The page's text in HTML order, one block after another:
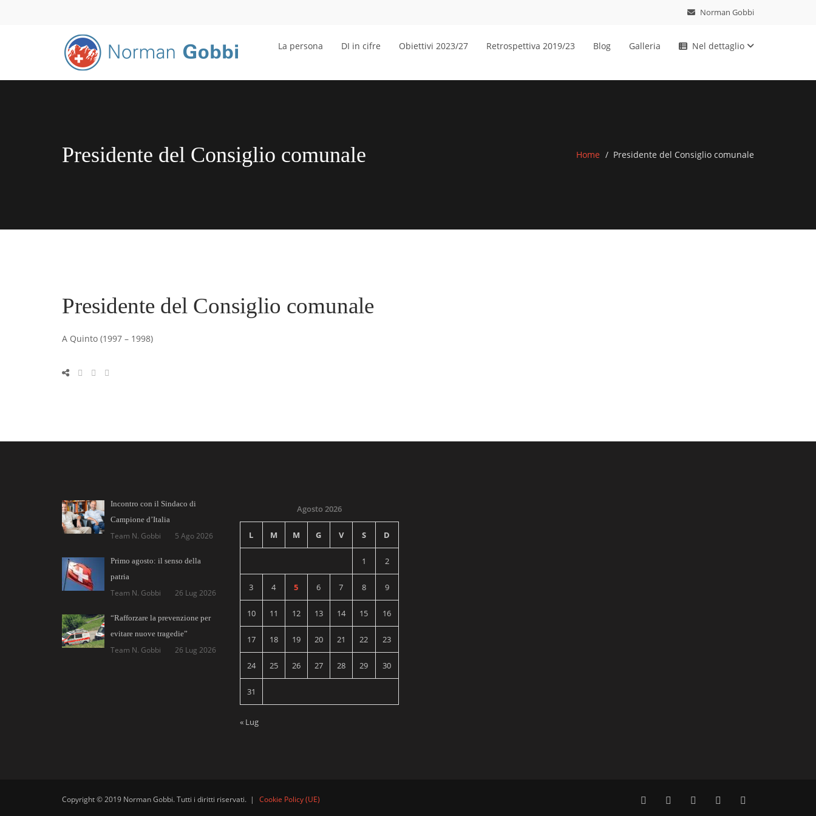
Norman Gobbi
La persona DI in cifre Obiettivi 2023/27 Retrospettiva 2019/23 Blog Galleria Nel dettaglio
Presidente del Consiglio comunale Home Presidente del Consiglio comunale
Presidente del Consiglio comunale
A Quinto (1997 – 1998)
Incontro con il Sindaco di
Campione d’Italia
Team N. Gobbi 5 Ago 2026
Primo agosto: il senso della
patria
Team N. Gobbi 26 Lug 2026
“Rafforzare la prevenzione per
evitare nuove tragedie”
Team N. Gobbi 26 Lug 2026
Agosto 2026
L M M G V S D
1 2
3 4 5 6 7 8 9
10 11 12 13 14 15 16
17 18 19 20 21 22 23
24 25 26 27 28 29 30
31
« Lug
Copyright © 2019 Norman Gobbi. Tutti i diritti riservati. | Cookie Policy (UE)